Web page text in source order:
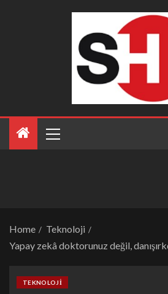
Home
Teknoloji
Yapay zekâ doktorunuz değil,
TEKNOLOJI